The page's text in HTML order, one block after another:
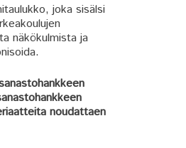
joka sisälsi
näkökulmista ja
noudattaen